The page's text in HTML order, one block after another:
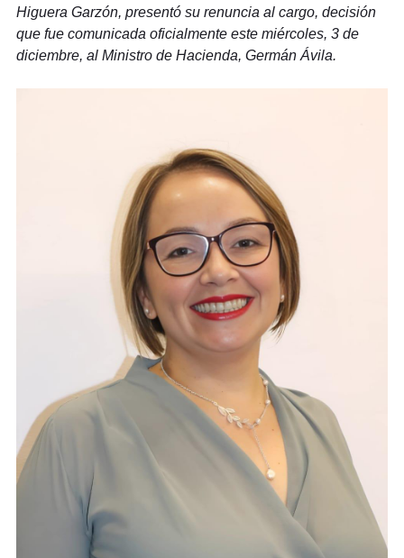
Higuera Garzón, presentó su renuncia al cargo, decisión
que fue comunicada oficialmente este miércoles, 3 de
diciembre, al Ministro de Hacienda, Germán Ávila.